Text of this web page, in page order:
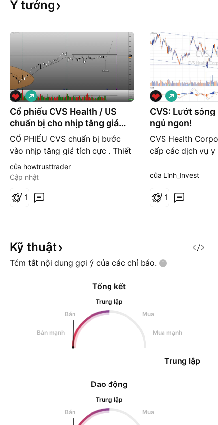
Ý tưởng
Cổ phiếu CVS Health / US
chuẩn bị cho nhịp tăng giá
mạnh
CỔ PHIẾU CVS chuẩn bị bước
vào nhịp tăng giá tích cực . Thiết
lập VCB 3T 12T ( giai đoạn 2 )
Đồng thuận EMA + TA Trading
mới quay về đỉnh ( sau 1 năm
đặt chặt hơn
G
i
á
l
ê
của howtrusttrader
Cập nhật
1
CVS: Lướt
ngủ ngon!
CVS Health
cấp các dịch vụ y
phân khúc Phúc
lẻ. - CVS vừa
này mang lại
G
i
á
l
ê
của Linh_Invest
1
Kỹ thuật
Tóm tắt nội dung gợi ý của các chỉ báo.
Dao động
Trung lập
Bán
Mua
Tổng kết
Trung lập
Bán
Mua
Bán mạnh Mua mạnh
Trung lập